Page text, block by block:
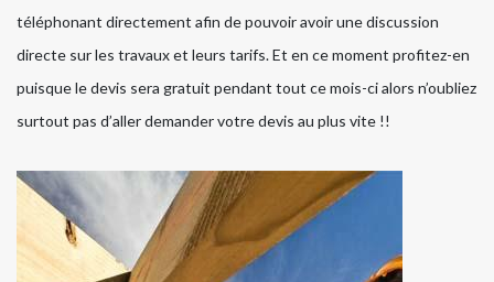
téléphonant directement afin de pouvoir avoir une discussion
directe sur les travaux et leurs tarifs. Et en ce moment profitez-en
puisque le devis sera gratuit pendant tout ce mois-ci alors n’oubliez
surtout pas d’aller demander votre devis au plus vite !!